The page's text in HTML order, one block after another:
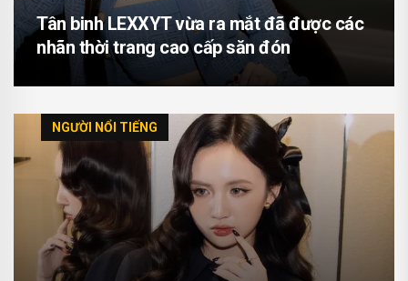
Tân binh LEXXYT vừa ra mắt đã được các
nhãn thời trang cao cấp săn đón
NGƯỜI NỔI TIẾNG